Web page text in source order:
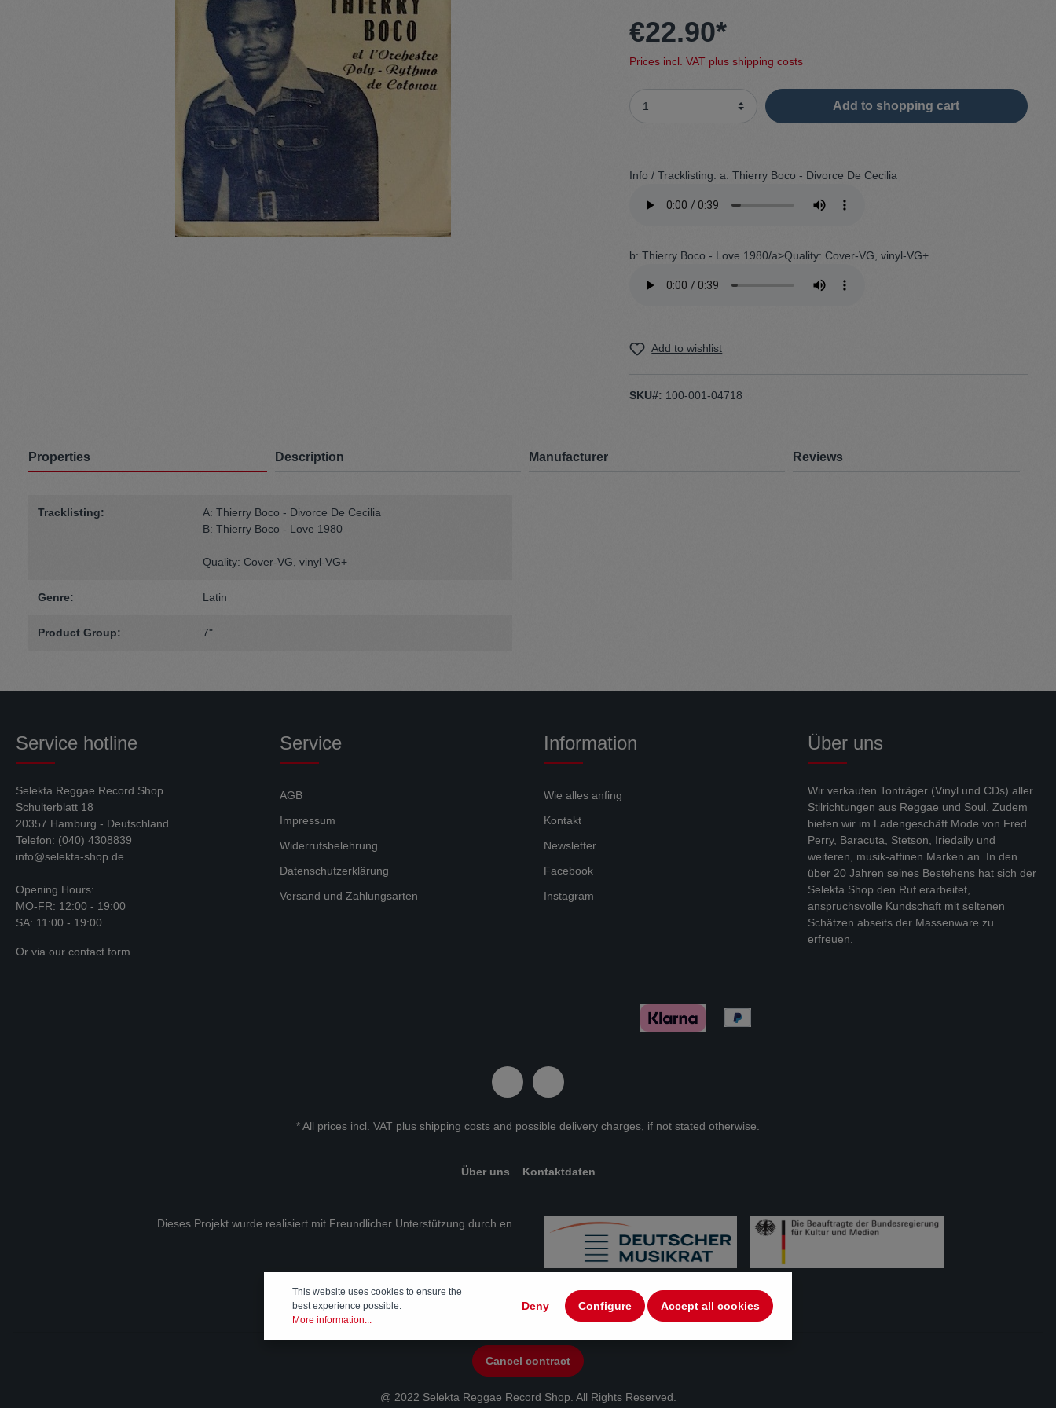
Pants
Taschen Schale
Mäntel
€22.90*
Prices incl. VAT plus shipping costs
Add to shopping cart
Info / Tracklisting: a: Thierry Boco - Divorce De Cecilia
b: Thierry Boco - Love 1980/a>Quality: Cover-VG, vinyl-VG+
Add to wishlist
SKU#: 100-001-04718
Properties Description Manufacturer Reviews
Tracklisting:
A: Thierry Boco - Divorce De Cecilia
B: Thierry Boco - Love 1980
Quality: Cover-VG, vinyl-VG+
Genre: Latin
Product Group: 7"
Über uns
Wir verkaufen Tonträger (Vinyl und CDs) aller
Stilrichtungen aus Reggae und Soul. Zudem
bieten wir im Ladengeschäft Mode von Fred
Perry, Baracuta, Stetson, Iriedaily und
weiteren, musik-affinen Marken an. In den
über 20 Jahren seines Bestehens hat sich der
Selekta Shop den Ruf erarbeitet,
anspruchsvolle Kundschaft mit seltenen
Schätzen abseits der Massenware zu
erfreuen.
Service hotline
Selekta Reggae Record Shop
Schulterblatt 18
20357 Hamburg - Deutschland
Telefon: (040) 4308839
info@selekta-shop.de
Opening Hours:
MO-FR: 12:00 - 19:00
SA: 11:00 - 19:00
Or via our contact form
Service
AGB
Impressum
Widerrufsbelehrung
Datenschutzerklärung
Versand und Zahlungsarten
Information
Wie alles anfing
Kontakt
Newsletter
Facebook
Instagram
* All prices incl. VAT plus shipping costs and possible delivery charges, if not stated otherwise.
Über uns Kontaktdaten
Dieses Projekt wurde realisiert mit Freundlicher Unterstützung durch en
Cancel contract
@ 2022 Selekta Reggae Record Shop. All Rights Reserved.
This website uses cookies to ensure the
best experience possible.
More information...
Deny Configure Accept all cookies